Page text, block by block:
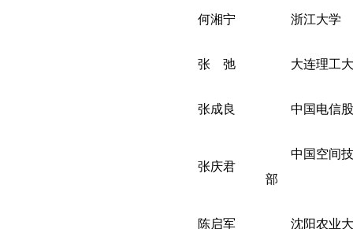
何湘宁 浙江大学
张 弛 大连理工
张成良 中国电信
张庆君
中国空间
部
陈启军 沈阳农业